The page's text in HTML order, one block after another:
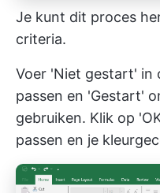
Je kunt dit proces
criteria.
Voer 'Niet gestart' in
passen en 'Gestart'
gebruiken. Klik op
passen en je